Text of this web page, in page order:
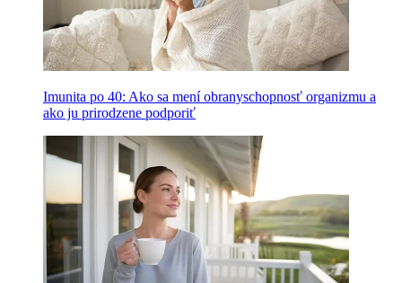
Imunita po 40: Ako sa mení obranyschopnosť organizmu a
ako ju prirodzene podporiť